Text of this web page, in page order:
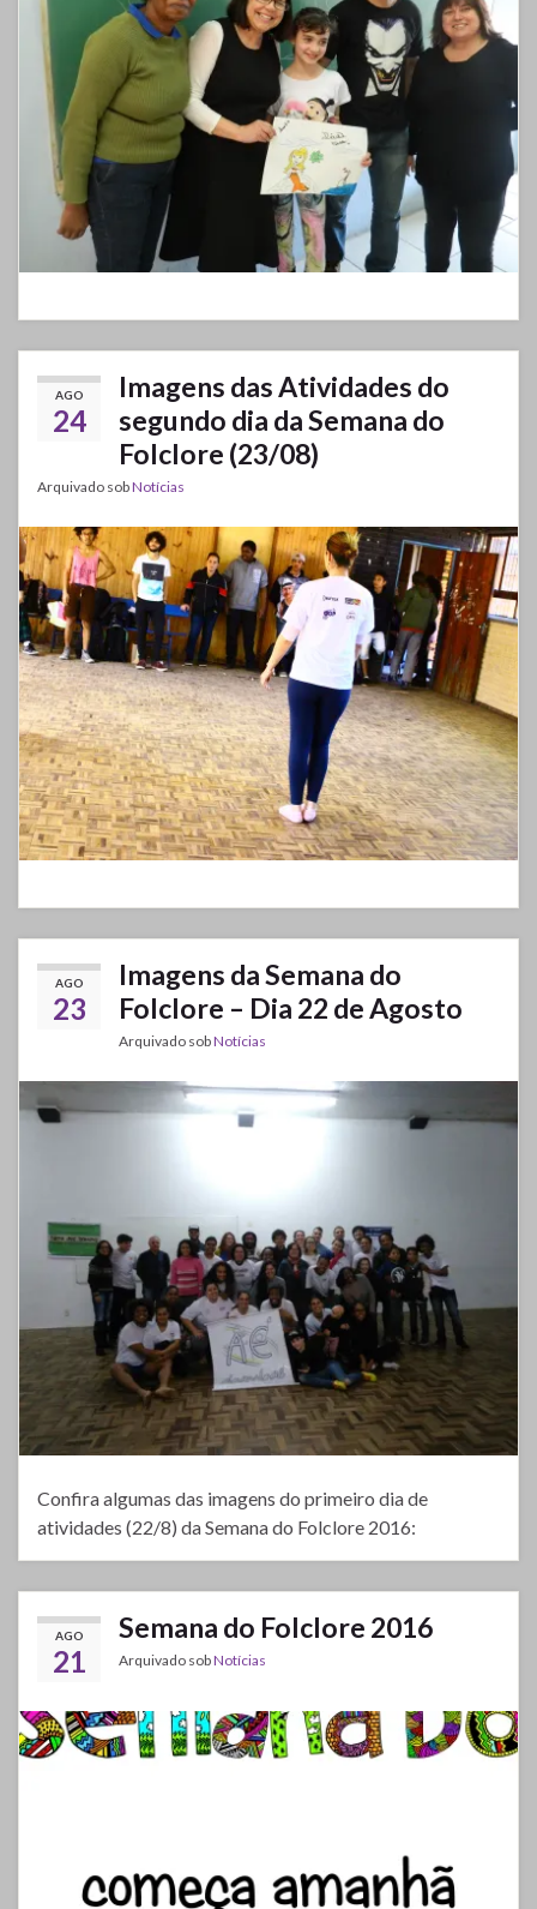
AGO
24
Imagens das Atividades do
segundo dia da Semana do
Folclore (23/08)
Arquivado sobNotícias
AGO
23
Imagens da Semana do
Folclore – Dia 22 de Agosto
Arquivado sobNotícias
Confira algumas das imagens do primeiro dia de
atividades (22/8) da Semana do Folclore 2016:
AGO
21
Semana do Folclore 2016
Arquivado sobNotícias